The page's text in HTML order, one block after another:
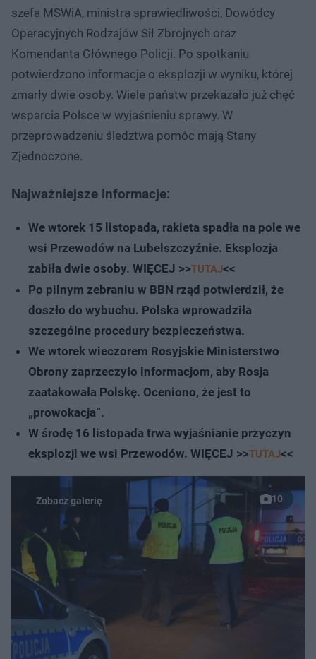
szefa MSWiA, ministra sprawiedliwości, Dowódcy
Operacyjnych Rodzajów Sił Zbrojnych oraz
Komendanta Głównego Policji. Po spotkaniu
potwierdzono informacje o eksplozji w wyniku, której
zmarły dwie osoby. Wiele państw przekazało już chęć
wsparcia Polsce w wyjaśnieniu sprawy. W
przeprowadzeniu śledztwa pomóc mają Stany
Zjednoczone.
Najważniejsze informacje:
We wtorek 15 listopada, rakieta spadła na pole we
wsi Przewodów na Lubelszczyźnie. Eksplozja
zabiła dwie osoby. WIĘCEJ >>TUTAJ<<
Po pilnym zebraniu w BBN rząd potwierdził, że
doszło do wybuchu. Polska wprowadziła
szczególne procedury bezpieczeństwa.
We wtorek wieczorem Rosyjskie Ministerstwo
Obrony zaprzeczyło informacjom, aby Rosja
zaatakowała Polskę. Oceniono, że jest to
„prowokacja”.
W środę 16 listopada trwa wyjaśnianie przyczyn
eksplozji we wsi Przewodów. WIĘCEJ >>TUTAJ<<
10